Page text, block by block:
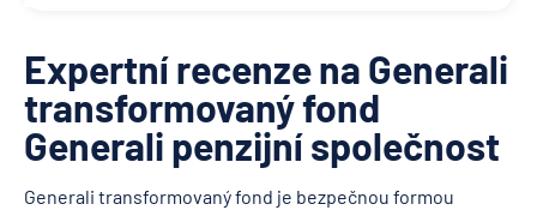
Expertní recenze na Generali
transformovaný fond
Generali penzijní společnost
Generali transformovaný fond je bezpečnou formou